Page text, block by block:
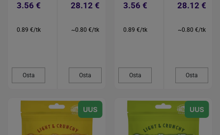
3.56 €
0.89 €/tk
Osta
28.12 €
~0.80 €/tk
Osta
3.56 €
0.89 €/tk
Osta
28.12 €
~0.80 €/tk
Osta